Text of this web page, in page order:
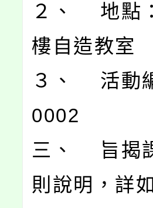
２、 地點
樓自造教室
３、 活動
0002
三、 旨揭
則說明，詳